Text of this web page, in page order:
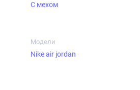
С мехом
Модели
Nike air jordan